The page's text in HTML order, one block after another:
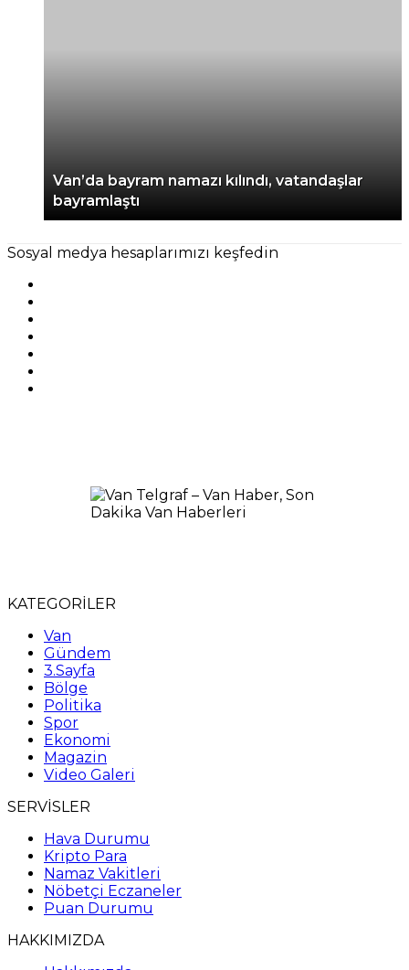
Van’da bayram namazı kılındı, vatandaşlar
bayramlaştı
Sosyal medya hesaplarımızı keşfedin
KATEGORİLER
Van
Gündem
3.Sayfa
Bölge
Politika
Spor
Ekonomi
Magazin
Video Galeri
SERVİSLER
Hava Durumu
Kripto Para
Namaz Vakitleri
Nöbetçi Eczaneler
Puan Durumu
HAKKIMIZDA